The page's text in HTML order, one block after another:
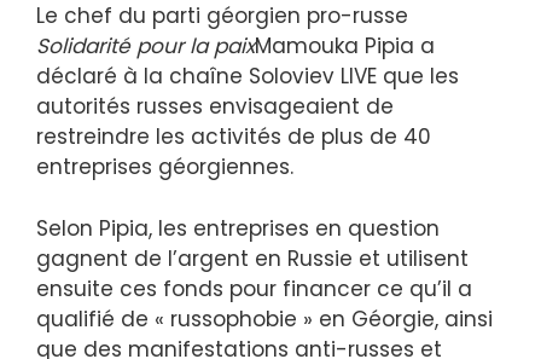
Le chef du parti géorgien pro-russe
Solidarité pour la paixMamouka Pipia a
déclaré à la chaîne Soloviev LIVE que les
autorités russes envisageaient de
restreindre les activités de plus de 40
entreprises géorgiennes.
Selon Pipia, les entreprises en question
gagnent de l’argent en Russie et utilisent
ensuite ces fonds pour financer ce qu’il a
qualifié de « russophobie » en Géorgie, ainsi
que des manifestations anti-russes et